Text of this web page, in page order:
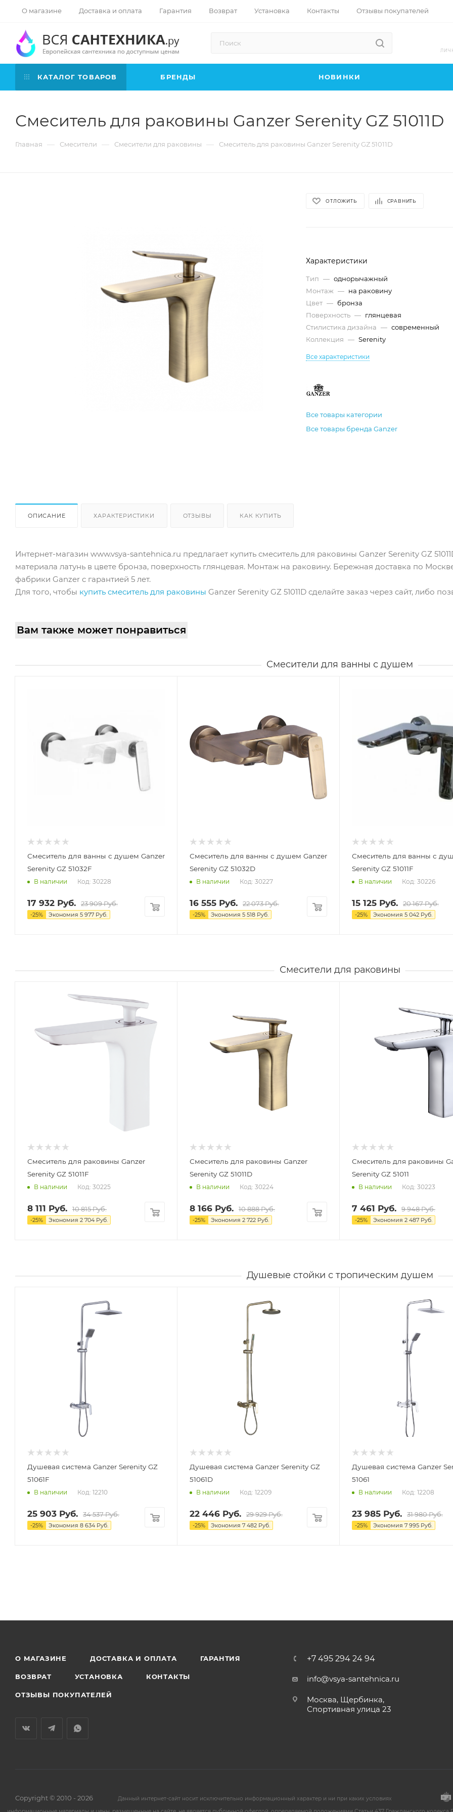
О магазине Доставка и оплата Гарантия Возврат Установка Контакты Отзывы покупателей
КАТАЛОГ ТОВАРОВ БРЕНДЫ НОВИНКИ
Смеситель для раковины Ganzer Serenity GZ 51011D
Главная — Смесители — Смесители для раковины — Смеситель для раковины Ganzer Serenity GZ 51011D
ОТЛОЖИТЬ СРАВНИТЬ
Характеристики
Тип — однорычажный
Монтаж — на раковину
Цвет — бронза
Поверхность — глянцевая
Стилистика дизайна — современный
Коллекция — Serenity
Все характеристики
Все товары категории
Все товары бренда Ganzer
ОПИСАНИЕ ХАРАКТЕРИСТИКИ ОТЗЫВЫ КАК КУПИТЬ
Интернет-магазин www.vsya-santehnica.ru предлагает купить смеситель для раковины Ganzer Serenity GZ
материала латунь в цвете бронза, поверхность глянцевая. Монтаж на раковину. Бережная доставка по
фабрики Ganzer с гарантией 5 лет.
Для того, чтобы купить смеситель для раковины Ganzer Serenity GZ 51011D сделайте заказ через сайт, либо
Вам также может понравиться
Смесители для ванны с душем
Смеситель для ванны с душем Ganzer
Serenity GZ 51032F
В наличии Код: 30228
17 932 Руб. 23 909Руб.
-25% Экономия 5 977 Руб.
Смеситель для ванны с душем Ganzer
Serenity GZ 51032D
В наличии Код: 30227
16 555 Руб. 22 073Руб.
-25% Экономия 5 518 Руб.
Смеситель для ванны с
Serenity GZ 51011F
В наличии Код: 30226
15 125 Руб. 20 167Руб.
-25% Экономия 5 042 Руб.
Смесители для раковины
Смеситель для раковины Ganzer
Serenity GZ 51011F
В наличии Код: 30225
8 111 Руб. 10 815Руб.
-25% Экономия 2 704 Руб.
Смеситель для раковины Ganzer
Serenity GZ 51011D
В наличии Код: 30224
8 166 Руб. 10 888Руб.
-25% Экономия 2 722 Руб.
Смеситель для раковины
Serenity GZ 51011
В наличии Код: 30223
7 461 Руб. 9 948Руб.
-25% Экономия 2 487 Руб.
Душевые стойки с тропическим душем
Душевая система Ganzer Serenity GZ
51061F
В наличии Код: 12210
25 903 Руб. 34 537Руб.
-25% Экономия 8 634 Руб.
Душевая система Ganzer Serenity GZ
51061D
В наличии Код: 12209
22 446 Руб. 29 929Руб.
-25% Экономия 7 482 Руб.
Душевая система Ganzer
51061
В наличии Код: 12208
23 985 Руб. 31 980Руб.
-25% Экономия 7 995 Руб.
О МАГАЗИНЕ ДОСТАВКА И ОПЛАТА ГАРАНТИЯ
ВОЗВРАТ УСТАНОВКА КОНТАКТЫ
ОТЗЫВЫ ПОКУПАТЕЛЕЙ
+7 495 294 24 94
info@vsya-santehnica.ru
Москва, Щербинка,
Спортивная улица 23
Copyright © 2010 - 2026
Данный интернет-сайт носит исключительно информационный характер и ни при каких условиях